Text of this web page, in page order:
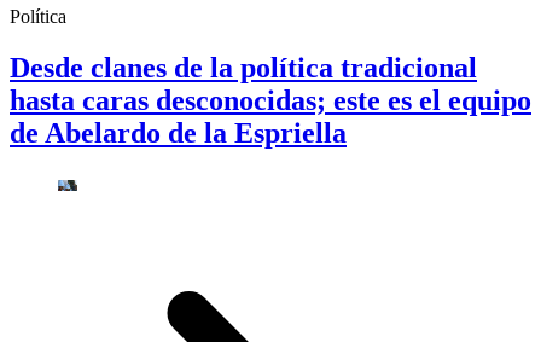
Política
Desde clanes de la política tradicional
hasta caras desconocidas; este es el equipo
de Abelardo de la Espriella